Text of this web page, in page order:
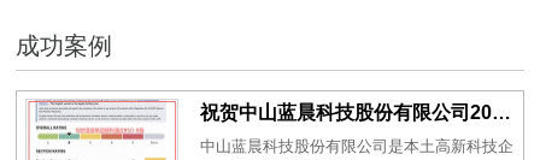
成功案例
祝贺中山蓝晨科技股份有限公司2026年一次性成功通过BSCI验厂-B级
中山蓝晨科技股份有限公司是本土高新科技企